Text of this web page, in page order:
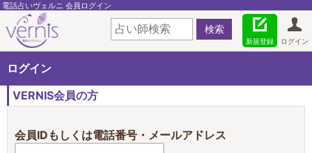
電話占いヴェルニ 会員ログイン
ログイン
新規登録
ログイン
VERNIS会員の方
会員IDもしくは電話番号・メールアドレス